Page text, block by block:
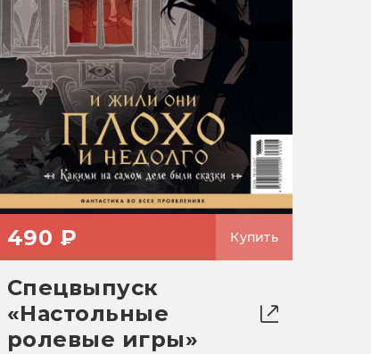
490 ₽ Купить
Спецвыпуск
«Настольные
ролевые игры»